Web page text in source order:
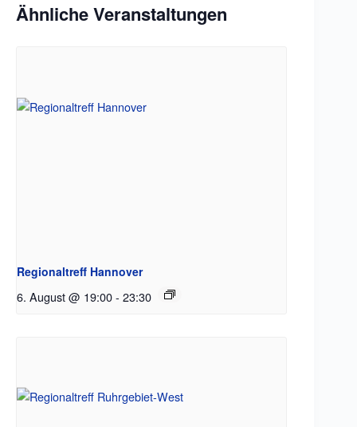
Ähnliche Veranstaltungen
Regionaltreff Hannover
6. August @ 19:00- 23:30